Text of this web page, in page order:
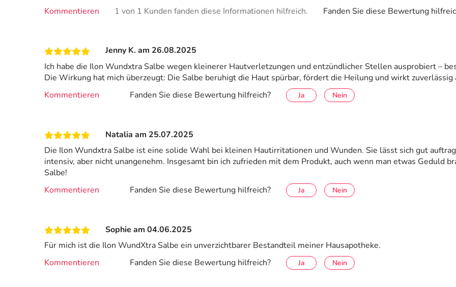
Kommentieren
1 von 1 Kunden fanden diese Informationen hilfreich. Fanden Sie diese Bewertung
Jenny K. am 26.08.2025
Ich habe die Ilon Wundxtra Salbe wegen kleinerer Hautverletzungen und entzündlicher Stellen ausprobiert –
Die Wirkung hat mich überzeugt: Die Salbe beruhigt die Haut spürbar, fördert die Heilung und wirkt
Kommentieren
Fanden Sie diese Bewertung hilfreich? Ja Nein
Natalia am 25.07.2025
Die Ilon Wundxtra Salbe ist eine solide Wahl bei kleinen Hautirritationen und Wunden. Sie lässt sich gut
intensiv, aber nicht unangenehm. Insgesamt bin ich zufrieden mit dem Produkt, auch wenn man etwas Geduld
Salbe!
Kommentieren
Fanden Sie diese Bewertung hilfreich? Ja Nein
Sophie am 04.06.2025
Für mich ist die Ilon WundXtra Salbe ein unverzichtbarer Bestandteil meiner Hausapotheke.
Kommentieren
Fanden Sie diese Bewertung hilfreich? Ja Nein